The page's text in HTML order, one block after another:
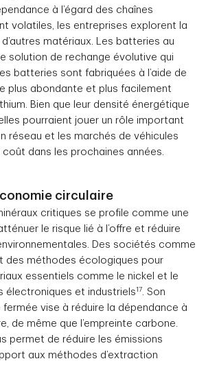
à l’égard des chaînes
volatiles, les entreprises explorent la
matériaux. Les batteries au
solution de rechange évolutive qui
batteries sont fabriquées à l’aide de
plus abondante et plus facilement
Bien que leur densité énergétique
pourraient jouer un rôle important
réseau et les marchés de véhicules
dans les prochaines années.
circulaire
critiques se profile comme une
le risque lié à l’offre et réduire
Des sociétés comme
des méthodes écologiques pour
essentiels comme le nickel et le
électroniques et industriels17. Son
vise à réduire la dépendance à
de même que l’empreinte carbone.
permet de réduire les émissions
aux méthodes d’extraction